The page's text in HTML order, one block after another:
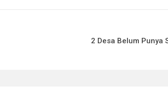
2 Desa Belum Punya